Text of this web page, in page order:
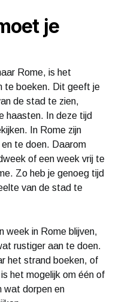
je
Rome, is het
te boeken. Dit geeft je
de stad te zien,
haasten. In deze tijd
In Rome zijn
en te doen. Daarom
of een week vrij te
Zo heb je genoeg tijd
van de stad te
week in Rome blijven,
rustiger aan te doen.
het strand boeken, of
het mogelijk om één of
wat dorpen en